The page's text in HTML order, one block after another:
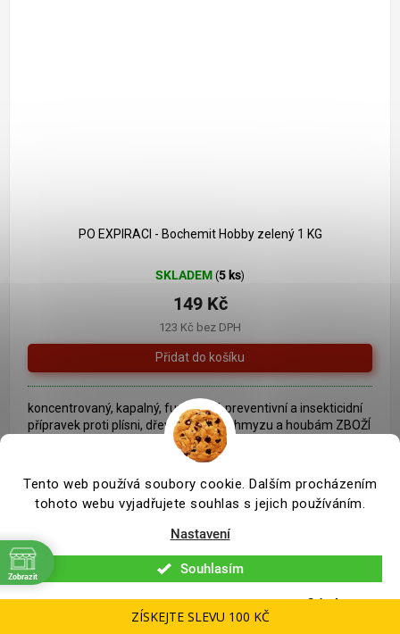
Tento web používá soubory cookie. Dalším procházením
tohoto webu vyjadřujete souhlas s jejich používáním.
Nastavení
Odmítnout
Souhlasím
PO EXPIRACI - Bochemit Hobby zelený 1 KG
SKLADEM (5 ks)
123 Kč bez DPH
149 Kč
koncentrovaný, kapalný, fungicidní, preventivní a insekticidní
přípravek proti plísni, dřevokaznému hmyzu a houbám ZBOŽÍ
JE PO EXPIRACI 6/2024 STAV VIZ FOTO
ZÍSKEJTE SLEVU 100 KČ
Zobrazit